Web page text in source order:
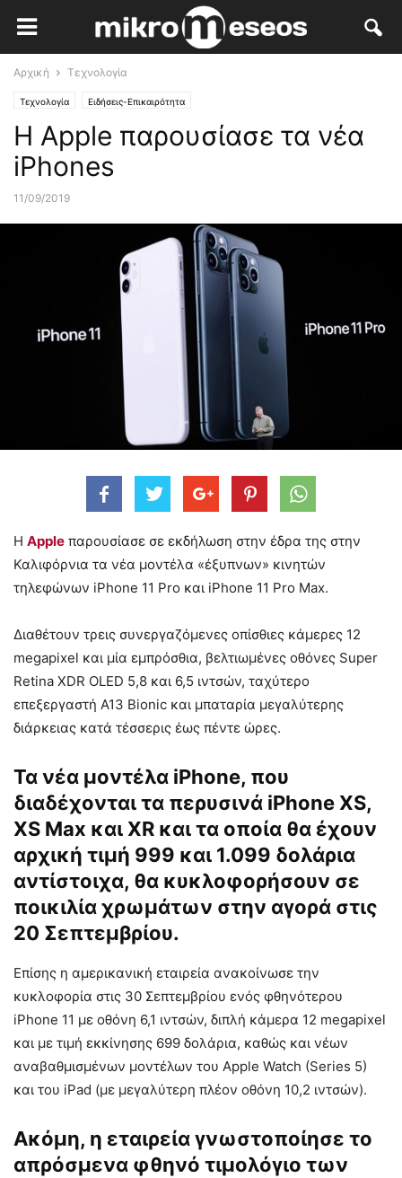
Αρχική Τεχνολογία
Τεχνολογία Ειδήσεις-Επικαιρότητα
Η Apple παρουσίασε τα νέα
iPhones
11/09/2019
Η Apple παρουσίασε σε εκδήλωση στην έδρα της στην
Καλιφόρνια τα νέα μοντέλα «έξυπνων» κινητών
τηλεφώνων iPhone 11 Pro και iPhone 11 Pro Max.
Διαθέτουν τρεις συνεργαζόμενες οπίσθιες κάμερες 12
megapixel και μία εμπρόσθια, βελτιωμένες οθόνες Super
Retina XDR OLED 5,8 και 6,5 ιντσών, ταχύτερο
επεξεργαστή A13 Bionic και μπαταρία μεγαλύτερης
διάρκειας κατά τέσσερις έως πέντε ώρες.
Τα νέα μοντέλα iPhone, που
διαδέχονται τα περυσινά iPhone XS,
XS Max και XR και τα οποία θα έχουν
αρχική τιμή 999 και 1.099 δολάρια
αντίστοιχα, θα κυκλοφορήσουν σε
ποικιλία χρωμάτων στην αγορά στις
20 Σεπτεμβρίου.
Επίσης η αμερικανική εταιρεία ανακοίνωσε την
κυκλοφορία στις 30 Σεπτεμβρίου ενός φθηνότερου
iPhone 11 με οθόνη 6,1 ιντσών, διπλή κάμερα 12 megapixel
και με τιμή εκκίνησης 699 δολάρια, καθώς και νέων
αναβαθμισμένων μοντέλων του Apple Watch (Series 5)
και του iPad (με μεγαλύτερη πλέον οθόνη 10,2 ιντσών).
Ακόμη, η εταιρεία γνωστοποίησε το
απρόσμενα φθηνό τιμολόγιο των